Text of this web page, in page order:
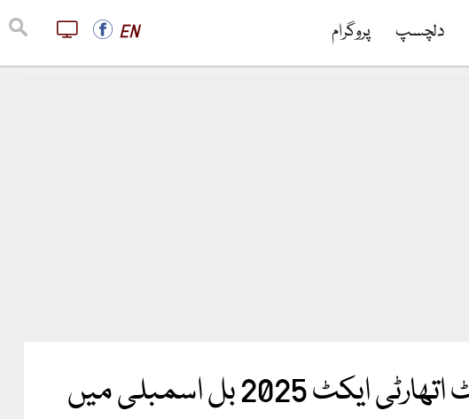
دلچسپ پروگرام EN
پنجاب میں فلم انڈسٹری تشکیل دینے کا فیصلہ، فلم ڈویلپمنٹ اتھارٹی ایکٹ 2025 بل اسمبلی میں